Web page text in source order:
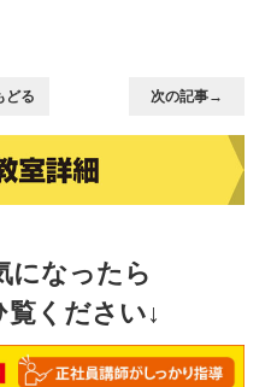
どる 次の記事→
になったら
ください↓